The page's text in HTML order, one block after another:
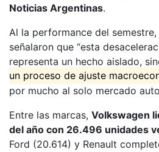
Noticias Argentinas.
Al la performance del semestre,
señalaron que “esta
representa un hecho aislado,
un proceso de ajuste
por mucho al solo mercado
Entre las marcas, Volkswagen
del año con 26.496 unidades
Ford (20.614) y Renault